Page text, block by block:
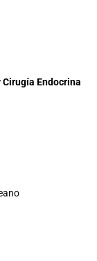
Endocrina